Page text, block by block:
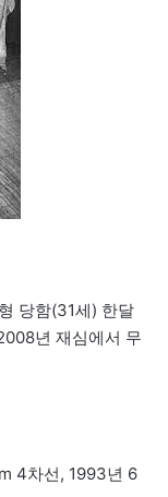
당함(31세) 한달
년 재심에서 무
4차선, 1993년 6